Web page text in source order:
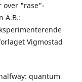
over "rase"-
A.B.:
Vigmostad
quantum